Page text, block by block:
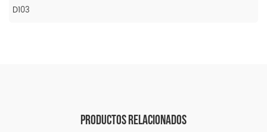
D103
PRODUCTOS RELACIONADOS